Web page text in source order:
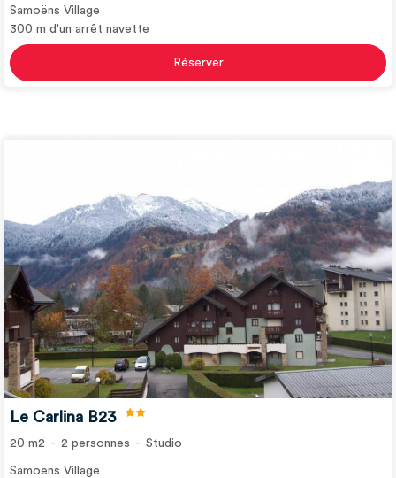
Samoëns Village
300 m d'un arrêt navette
Réserver
Le Carlina B23
Samoëns Village
20 m2 2 personnes Studio